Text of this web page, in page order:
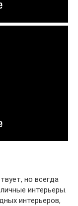
но всегда
интерьеры.
интерьеров,